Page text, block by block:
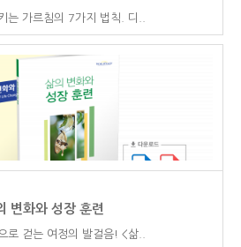
는 가르침의 7가지 법칙. 디..
변화와 성장 훈련
로 걷는 여정의 발걸음! <삶..